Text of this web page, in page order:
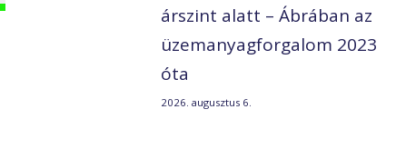
árszint alatt – Ábrában az
üzemanyagforgalom 2023
óta
2026. augusztus 6.